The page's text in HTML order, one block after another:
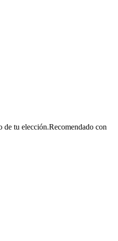
de tu elección.Recomendado con